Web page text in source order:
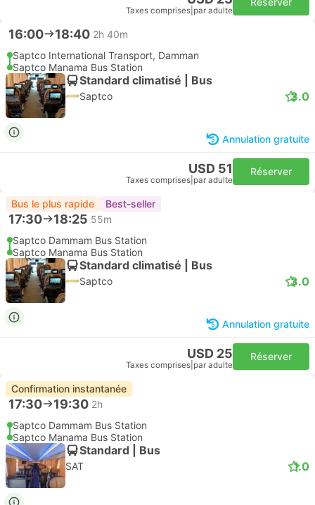
Taxes comprises par adulte
16:00 18:40 2h 40m
Saptco International Transport, Damman
Saptco Manama Bus Station
Standard climatisé | Bus
Saptco 3.0
Annulation gratuite
USD 51
Taxes comprises par adulte
Réserver
Bus le plus rapide Best-seller
17:30 18:25 55m
Saptco Dammam Bus Station
Saptco Manama Bus Station
Standard climatisé | Bus
Saptco 3.0
Annulation gratuite
USD 25
Taxes comprises par adulte
Réserver
Confirmation instantanée
17:30 19:30 2h
Saptco Dammam Bus Station
Saptco Manama Bus Station
Standard | Bus
SAT 1.0